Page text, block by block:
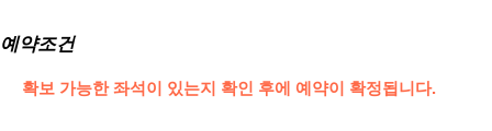
예약조건
확보 가능한 좌석이 있는지 확인 후에 예약이 확정됩니다.